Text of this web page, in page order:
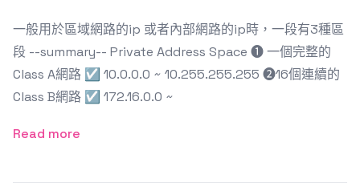
一般用於區域網路的ip 或者內部網路的ip時，一段有3種區
段 --summary-- Private Address Space ➊ 一個完整的
Class A網路 ☑ 10.0.0.0 ~ 10.255.255.255 ➋16個連續的
Class B網路 ☑ 172.16.0.0 ~
Read more